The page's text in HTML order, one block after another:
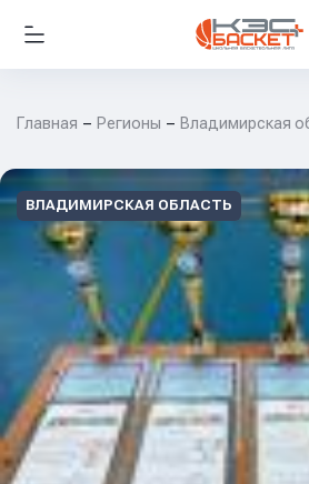
Главная Регионы Владимирская
ВЛАДИМИРСКАЯ ОБЛАСТЬ